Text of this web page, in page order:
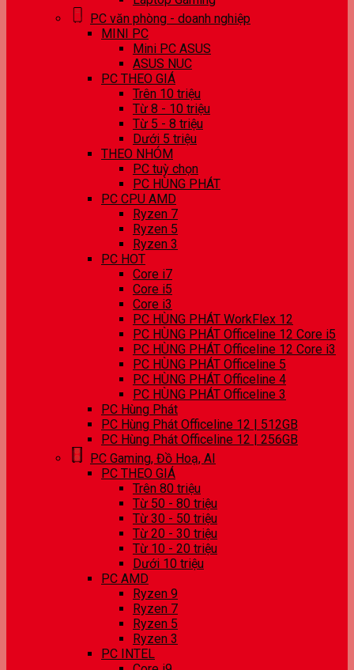
PC văn phòng - doanh nghiệp
MINI PC
Mini PC ASUS
ASUS NUC
PC THEO GIÁ
Trên 10 triệu
Từ 8 - 10 triệu
Từ 5 - 8 triệu
Dưới 5 triệu
THEO NHÓM
PC tuỳ chọn
PC HÙNG PHÁT
PC CPU AMD
Ryzen 7
Ryzen 5
Ryzen 3
PC HOT
Core i7
Core i5
Core i3
PC HÙNG PHÁT WorkFlex 12
PC HÙNG PHÁT Officeline 12 Core i5
PC HÙNG PHÁT Officeline 12 Core i3
PC HÙNG PHÁT Officeline 5
PC HÙNG PHÁT Officeline 4
PC HÙNG PHÁT Officeline 3
PC Hùng Phát
PC Hùng Phát Officeline 12 | 512GB
PC Hùng Phát Officeline 12 | 256GB
PC Gaming, Đồ Hoạ, AI
PC THEO GIÁ
Trên 80 triệu
Từ 50 - 80 triệu
Từ 30 - 50 triệu
Từ 20 - 30 triệu
Từ 10 - 20 triệu
Dưới 10 triệu
PC AMD
Ryzen 9
Ryzen 7
Ryzen 5
Ryzen 3
PC INTEL